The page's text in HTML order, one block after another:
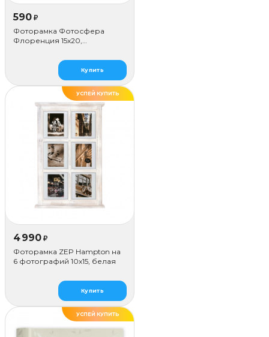
590 ₽
Фоторамка Фотосфера
Флоренция 15x20,
Купить
УСПЕЙ КУПИТЬ
4 990 ₽
Фоторамка ZEP Hampton на
6 фотографий 10х15, белая
Купить
УСПЕЙ КУПИТЬ